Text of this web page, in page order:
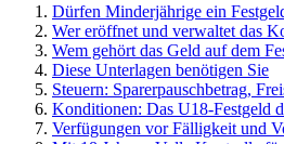
Dürfen Minderjährige ein
Wer eröffnet und verwaltet das
Wem gehört das Geld auf dem
Diese Unterlagen benötigen Sie
Steuern: Sparerpauschbetrag,
Konditionen: Das U18-Festgeld
Verfügungen vor Fälligkeit und